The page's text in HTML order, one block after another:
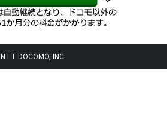
NTT DOCOMO, INC.